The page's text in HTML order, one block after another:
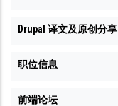
Drupal 译文及原创分享
职位信息
前端论坛